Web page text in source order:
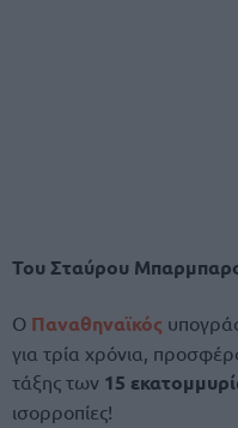
Του Σταύρου
Ο Παναθηναϊκός
για τρία χρόνια,
τάξης των 15
ισορροπίες!